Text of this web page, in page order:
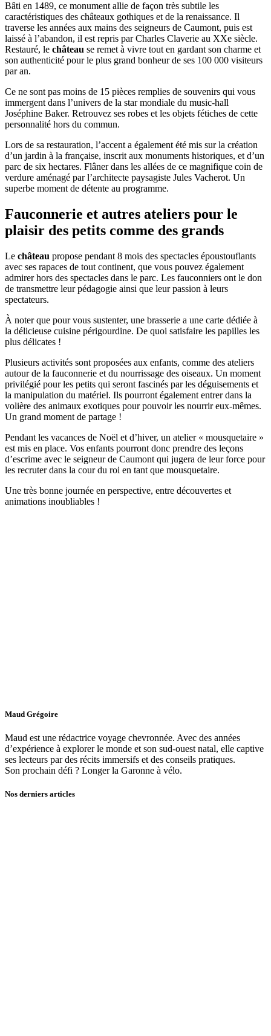
Bâti en 1489, ce monument allie de façon très subtile les
caractéristiques des châteaux gothiques et de la renaissance. Il
traverse les années aux mains des seigneurs de Caumont, puis est
laissé à l’abandon, il est repris par Charles Claverie au XXe siècle.
Restauré, le château se remet à vivre tout en gardant son charme et
son authenticité pour le plus grand bonheur de ses 100 000 visiteurs
par an.
Ce ne sont pas moins de 15 pièces remplies de souvenirs qui vous
immergent dans l’univers de la star mondiale du music-hall
Joséphine Baker. Retrouvez ses robes et les objets fétiches de cette
personnalité hors du commun.
Lors de sa restauration, l’accent a également été mis sur la création
d’un jardin à la française, inscrit aux monuments historiques, et d’un
parc de six hectares. Flâner dans les allées de ce magnifique coin de
verdure aménagé par l’architecte paysagiste Jules Vacherot. Un
superbe moment de détente au programme.
Fauconnerie et autres ateliers pour le
plaisir des petits comme des grands
Le château propose pendant 8 mois des spectacles époustouflants
avec ses rapaces de tout continent, que vous pouvez également
admirer hors des spectacles dans le parc. Les fauconniers ont le don
de transmettre leur pédagogie ainsi que leur passion à leurs
spectateurs.
À noter que pour vous sustenter, une brasserie a une carte dédiée à
la délicieuse cuisine périgourdine. De quoi satisfaire les papilles les
plus délicates !
Plusieurs activités sont proposées aux enfants, comme des ateliers
autour de la fauconnerie et du nourrissage des oiseaux. Un moment
privilégié pour les petits qui seront fascinés par les déguisements et
la manipulation du matériel. Ils pourront également entrer dans la
volière des animaux exotiques pour pouvoir les nourrir eux-mêmes.
Un grand moment de partage !
Pendant les vacances de Noël et d’hiver, un atelier « mousquetaire »
est mis en place. Vos enfants pourront donc prendre des leçons
d’escrime avec le seigneur de Caumont qui jugera de leur force pour
les recruter dans la cour du roi en tant que mousquetaire.
Une très bonne journée en perspective, entre découvertes et
animations inoubliables !
Maud Grégoire
Maud est une rédactrice voyage chevronnée. Avec des années
d’expérience à explorer le monde et son sud-ouest natal, elle captive
ses lecteurs par des récits immersifs et des conseils pratiques.
Son prochain défi ? Longer la Garonne à vélo.
Nos derniers articles